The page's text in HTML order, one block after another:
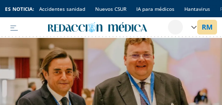
ES NOTICIA: Accidentes sanidad Nuevos CSUR IA para médicos Hantavirus